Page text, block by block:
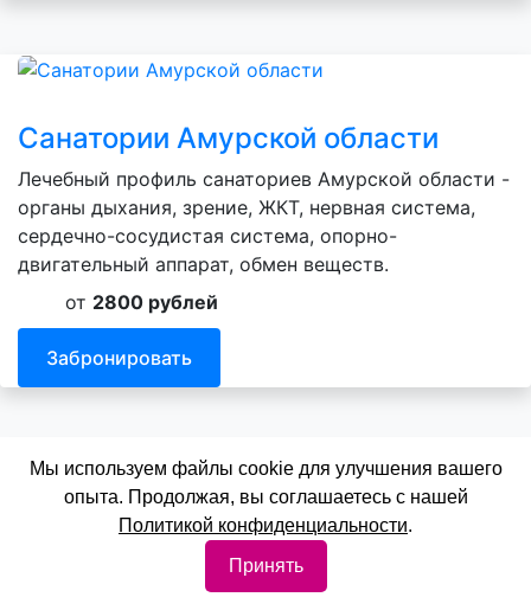
Санатории Амурской области
Лечебный профиль санаториев Амурской области -
органы дыхания, зрение, ЖКТ, нервная система,
сердечно-сосудистая система, опорно-
двигательный аппарат, обмен веществ.
от 2800 рублей
Забронировать
Санатории Астраханской области
Лечебный профиль санаториев Астраханской
области - органы дыхания, зрение, ЖКТ, сердечно-
Мы используем файлы cookie для улучшения вашего
опыта. Продолжая, вы соглашаетесь с нашей
Политикой конфиденциальности.
Принять